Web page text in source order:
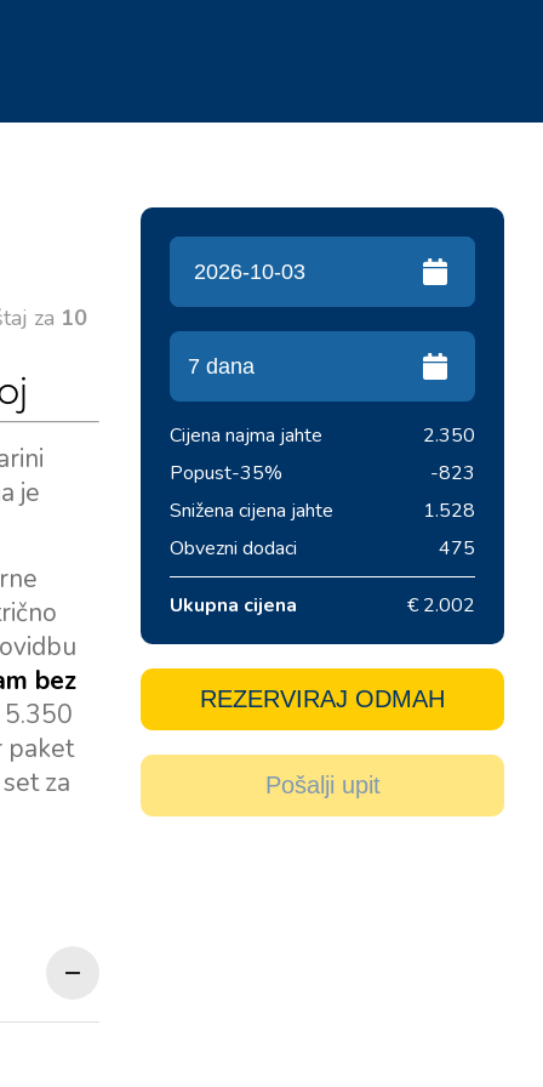
za 10
je
bez
5.350
paket
za
Cijena najma jahte
2.350
Popust-35%
-823
Snižena cijena jahte
1.528
Obvezni dodaci
475
Ukupna cijena € 2.002
REZERVIRAJ ODMAH
Pošalji upit